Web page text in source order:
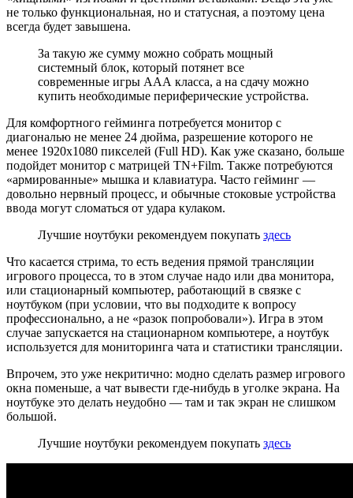
не только функциональная, но и статусная, а поэтому цена
всегда будет завышена.
За такую же сумму можно собрать мощный
системный блок, который потянет все
современные игры ААА класса, а на сдачу можно
купить необходимые периферические устройства.
Для комфортного гейминга потребуется монитор с
диагональю не менее 24 дюйма, разрешение которого не
менее 1920х1080 пикселей (Full HD). Как уже сказано, больше
подойдет монитор с матрицей TN+Film. Также потребуются
«армированные» мышка и клавиатура. Часто гейминг —
довольно нервный процесс, и обычные стоковые устройства
ввода могут сломаться от удара кулаком.
Лучшие ноутбуки рекомендуем покупать здесь
Что касается стрима, то есть ведения прямой трансляции
игрового процесса, то в этом случае надо или два монитора,
или стационарный компьютер, работающий в связке с
ноутбуком (при условии, что вы подходите к вопросу
профессионально, а не «разок попробовали»). Игра в этом
случае запускается на стационарном компьютере, а ноутбук
используется для мониторинга чата и статистики трансляции.
Впрочем, это уже некритично: модно сделать размер игрового
окна поменьше, а чат вывести где-нибудь в уголке экрана. На
ноутбуке это делать неудобно — там и так экран не слишком
большой.
Лучшие ноутбуки рекомендуем покупать здесь